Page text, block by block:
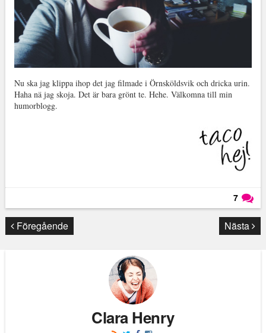
Nu ska jag klippa ihop det jag filmade i Örnsköldsvik och dricka urin.
Haha nä jag skoja. Det är bara grönt te. Hehe. Välkomna till min
humorblogg.
7
Läs kommentarer (7)
Föregående Nästa
Clara Henry